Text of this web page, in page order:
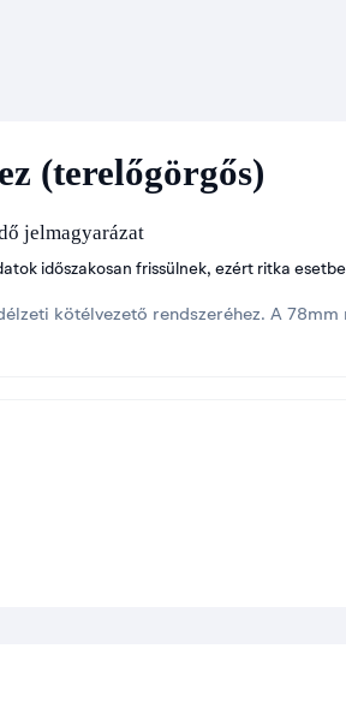
(terelőgörgős)
jelmagyarázat
időszakosan frissülnek, ezért ritka
kötélvezető rendszeréhez. A